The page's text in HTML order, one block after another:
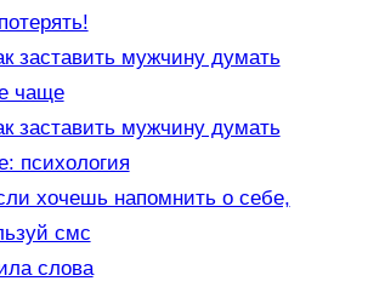
заставить мужчину думать
чаще
заставить мужчину думать
психология
хочешь напомнить о себе,
смс
слова